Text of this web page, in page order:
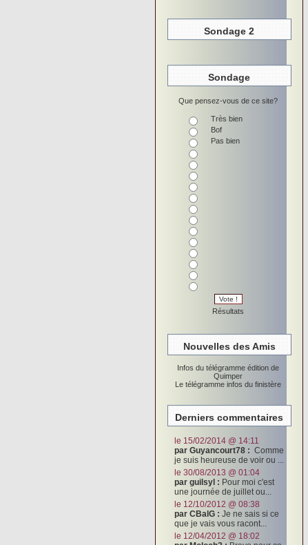
Sondage 2
Sondage
Que pensez-vous de ce site?
Très bien
Bof
Pas bien
Vote !
Résultats
Nouvelles des Amis
Infos du télégramme édition de
Quimper
Le télégramme infos du finistère
Derniers commentaires
le 15/02/2014 @ 14:11
par Guyancourt78 : Comme
je suis heureuse de voir ou ...
le 30/08/2013 @ 01:04
par guilsyl : Pour moi c'est
une journée de juillet ou...
le 12/10/2012 @ 08:38
par CBalG : Je ne sais si ce
que je vais vous racont...
le 12/04/2012 @ 18:02